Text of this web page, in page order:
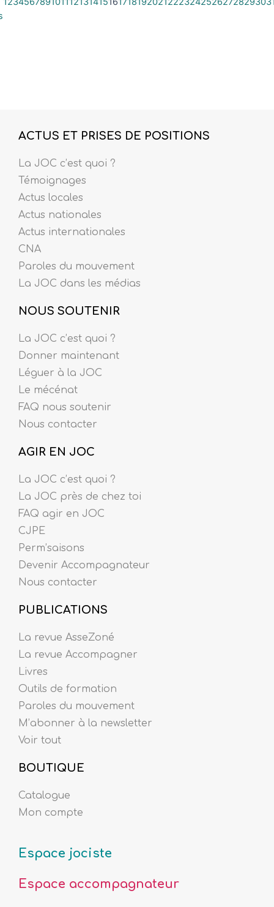
ACTUS ET PRISES DE POSITIONS
La JOC c’est quoi ?
Témoignages
Actus locales
Actus nationales
Actus internationales
CNA
Paroles du mouvement
La JOC dans les médias
NOUS SOUTENIR
La JOC c’est quoi ?
Donner maintenant
Léguer à la JOC
Le mécénat
FAQ nous soutenir
Nous contacter
AGIR EN JOC
La JOC c’est quoi ?
La JOC près de chez toi
FAQ agir en JOC
CJPE
Perm’saisons
Devenir Accompagnateur
Nous contacter
PUBLICATIONS
La revue AsseZoné
La revue Accompagner
Livres
Outils de formation
Paroles du mouvement
M’abonner à la newsletter
Voir tout
BOUTIQUE
Catalogue
Mon compte
Espace jociste
Espace accompagnateur